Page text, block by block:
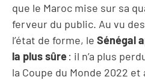
que le Maroc mise sur sa
ferveur du public. Au vu
l’état de forme, le Sénégal
la plus sûre: il n’a plus
la Coupe du Monde 2022